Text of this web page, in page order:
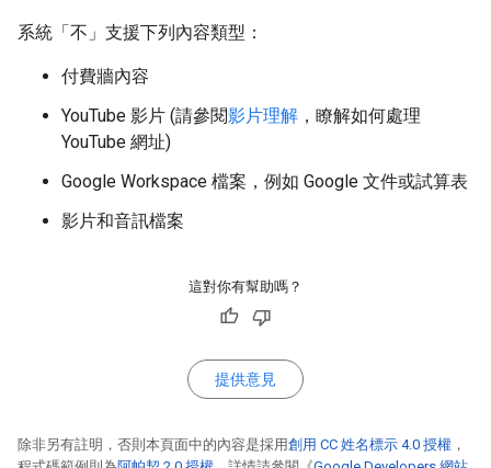
系統「不」 支援下列內容類型：
付費牆內容
YouTube 影片 (請參閱影片理解 ，瞭解如何處理
YouTube 網址)
Google Workspace 檔案，例如 Google 文件或試算表
影片和音訊檔案
這對你有幫助嗎？
提供意見
除非另有註明，否則本頁面中的內容是採用創用 CC 姓名標示 4.0 授權 ，